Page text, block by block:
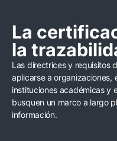
La
la
Las directrices y requisitos
aplicarse a organizaciones,
instituciones académicas y
busquen un marco a largo
información.